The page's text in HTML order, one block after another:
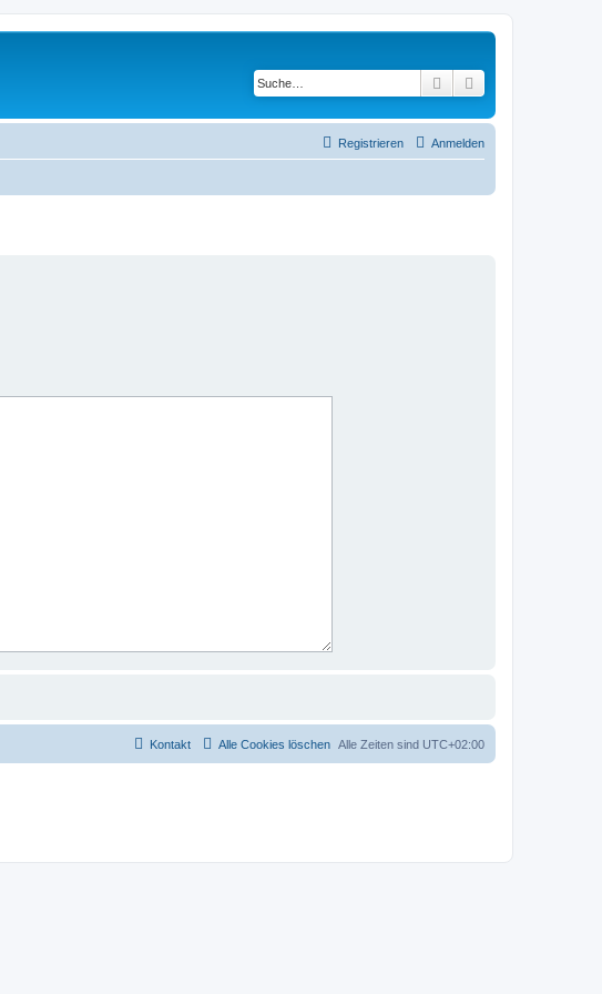
Suche
Anmelden
Registrieren
Alle Zeiten sind UTC+02:00
Alle Cookies löschen
Kontakt